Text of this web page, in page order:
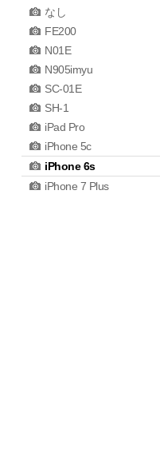
なし
FE200
N01E
N905imyu
SC-01E
SH-1
iPad Pro
iPhone 5c
iPhone 6s
iPhone 7 Plus